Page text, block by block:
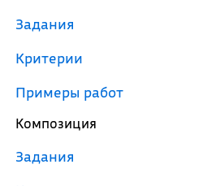
Задания
Критерии
Примеры работ
Композиция
Задания